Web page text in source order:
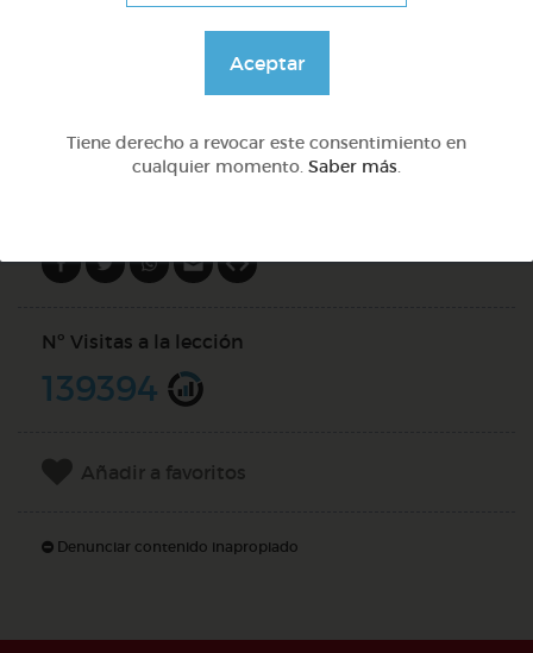
DOCS (3)
Nº Visitas a la lección
139394
Añadir a favoritos
Denunciar contenido inapropiado
Aceptar
Tiene derecho a revocar este consentimiento en
cualquier momento. Saber más.